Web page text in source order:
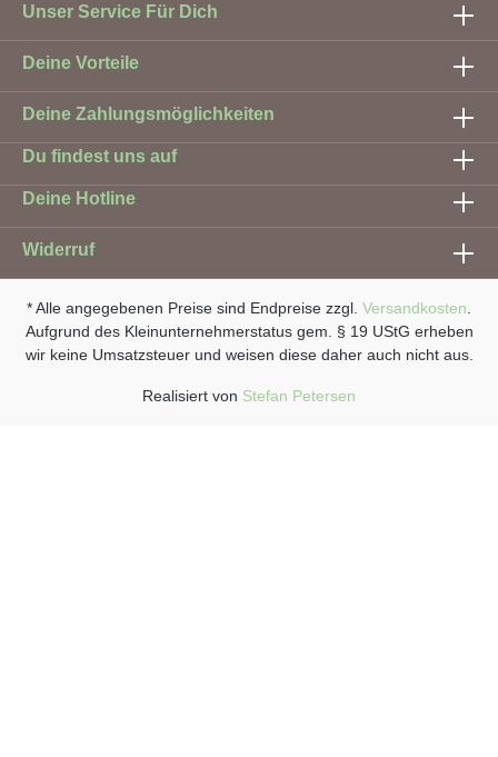
Unser Service Für Dich
Deine Vorteile
Deine Zahlungsmöglichkeiten
Du findest uns auf
Deine Hotline
Widerruf
* Alle angegebenen Preise sind Endpreise zzgl. Versandkosten
Aufgrund des Kleinunternehmerstatus gem. § 19 UStG erheben
wir keine Umsatzsteuer und weisen diese daher auch nicht aus.
Realisiert von Stefan Petersen